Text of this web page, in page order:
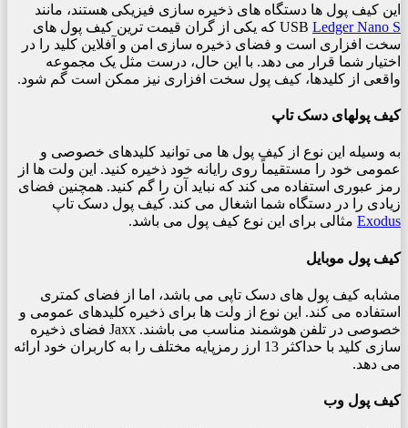
این کیف پول ها دستگاه های ذخیره سازی فیزیکی هستند، مانند
USB Ledger Nano S
که یکی از گران قیمت ترین کیف پول های
سخت افزاری است و فضای ذخیره سازی امن و آفلاین کلید را در
اختیار شما قرار می دهد. با این حال، درست مثل یک مجموعه
واقعی از کلیدها، کیف پول سخت افزاری نیز ممکن است گم شود.
کیف پولهای دسک تاپ
به وسیله این نوع از کیف پول ها می توانید کلیدهای خصوصی و
عمومی خود را مستقیماً روی رایانه خود ذخیره کنید. این ولت ها از
رمز عبوری استفاده می کند که نباید آن را گم کنید. همچنین فضای
زیادی را در دستگاه شما اشغال می کند. کیف پول دسک تاپ
Exodus مثالی برای این نوع کیف پول می باشد.
کیف پول موبایل
مشابه کیف پول های دسک تاپی می باشد، اما از فضای کمتری
استفاده می کند. این نوع از ولت ها برای ذخیره کلیدهای عمومی و
خصوصی در تلفن هوشمند مناسب می باشند. Jaxx فضای ذخیره
سازی کلید با حداکثر 13 ارز رمزپایه مختلف را به کاربران خود ارائه
می دهد.
کیف پول وب